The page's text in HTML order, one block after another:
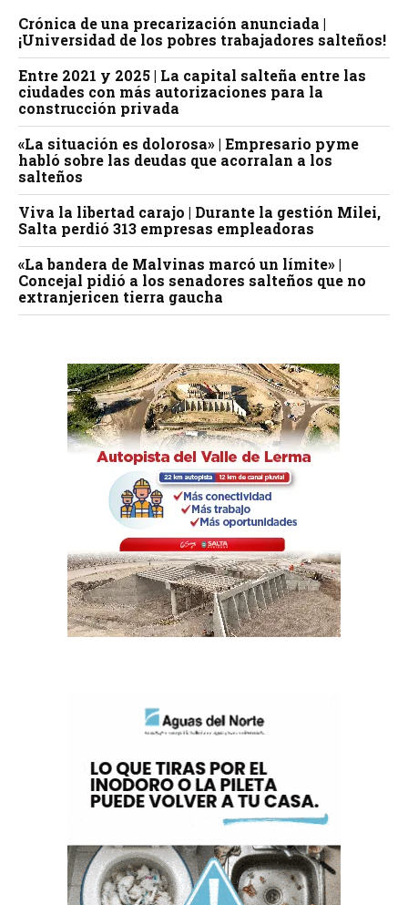
Crónica de una precarización anunciada |
¡Universidad de los pobres trabajadores salteños!
Entre 2021 y 2025 | La capital salteña entre las
ciudades con más autorizaciones para la
construcción privada
«La situación es dolorosa» | Empresario pyme
habló sobre las deudas que acorralan a los
salteños
Viva la libertad carajo | Durante la gestión Milei,
Salta perdió 313 empresas empleadoras
«La bandera de Malvinas marcó un límite» |
Concejal pidió a los senadores salteños que no
extranjericen tierra gaucha